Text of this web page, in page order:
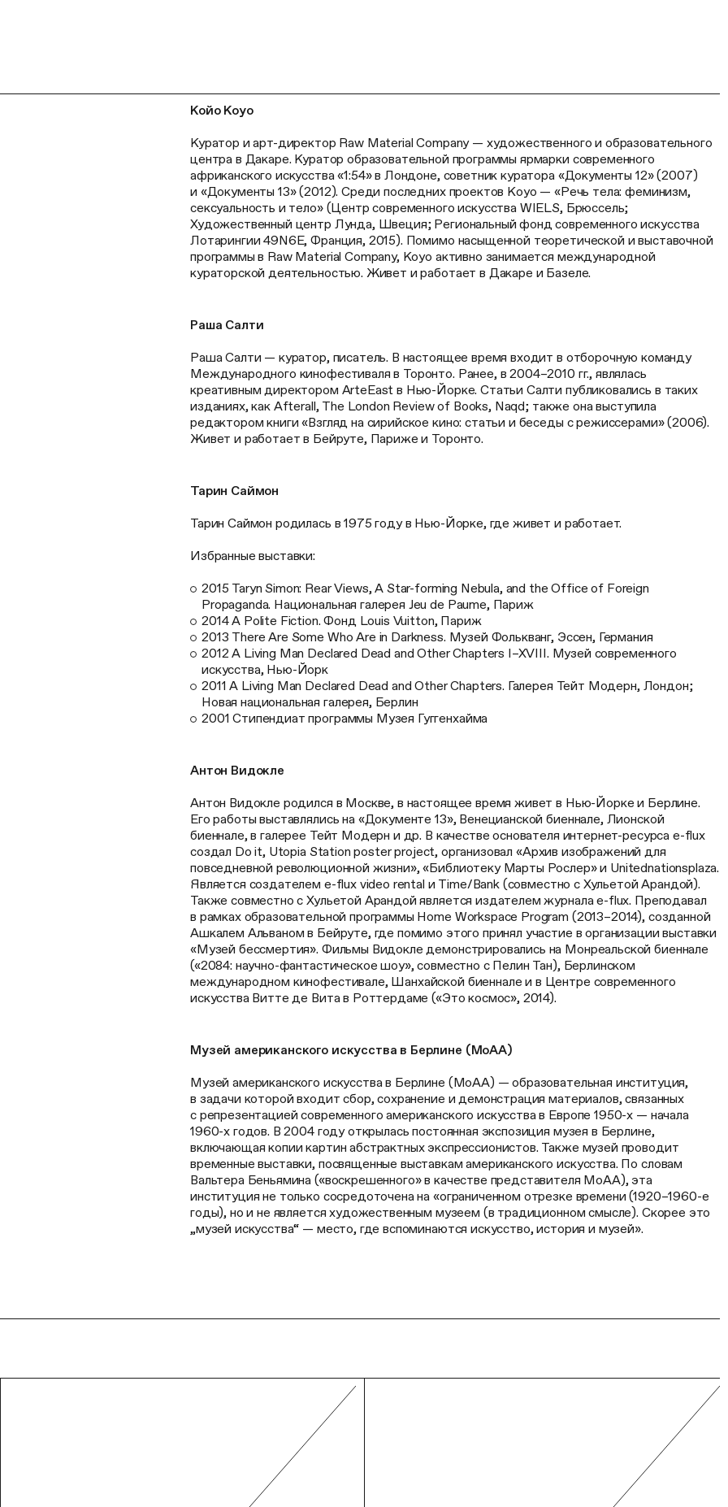
Койо Коуо
Куратор и арт-директор Raw Material Company — художественного и образовательного
центра в Дакаре. Куратор образовательной программы ярмарки современного
африканского искусства «1:54» в Лондоне, советник куратора «Документы 12» (2007)
и «Документы 13» (2012). Среди последних проектов Коуо — «Речь тела: феминизм,
сексуальность и тело» (Центр современного искусства WIELS, Брюссель;
Художественный центр Лунда, Швеция; Региональный фонд современного искусства
Лотарингии 49N6E, Франция, 2015). Помимо насыщенной теоретической и выставочной
программы в Raw Material Company, Коуо активно занимается международной
кураторской деятельностью. Живет и работает в Дакаре и Базеле.
Раша Салти
Раша Салти — куратор, писатель. В настоящее время входит в отборочную команду
Международного кинофестиваля в Торонто. Ранее, в 2004–2010 гг., являлась
креативным директором ArteEast в Нью-Йорке. Статьи Салти публиковались в таких
изданиях, как Afterall, The London Review of Books, Naqd; также она выступила
редактором книги «Взгляд на сирийское кино: статьи и беседы с режиссерами» (2006).
Живет и работает в Бейруте, Париже и Торонто.
Тарин Саймон
Тарин Саймон родилась в 1975 году в Нью-Йорке, где живет и работает.
Избранные выставки:
2015 Taryn Simon: Rear Views, A Star-forming Nebula, and the Office of Foreign
Propaganda. Национальная галерея Jeu de Paume, Париж
2014 A Polite Fiction. Фонд Louis Vuitton, Париж
2013 There Are Some Who Are in Darkness. Музей Фолькванг, Эссен, Германия
2012 A Living Man Declared Dead and Other Chapters I–XVIII. Музей современного
искусства, Нью-Йорк
2011 A Living Man Declared Dead and Other Chapters. Галерея Тейт Модерн, Лондон;
Новая национальная галерея, Берлин
2001 Стипендиат программы Музея Гуггенхайма
Антон Видокле
Антон Видокле родился в Москве, в настоящее время живет в Нью-Йорке и Берлине.
Его работы выставлялись на «Документе 13», Венецианской биеннале, Лионской
биеннале, в галерее Тейт Модерн и др. В качестве основателя интернет-ресурса e-flux
создал Do it, Utopia Station poster project, организовал «Архив изображений для
повседневной революционной жизни», «Библиотеку Марты Рослер» и Unitednationsplaza.
Является создателем e-flux video rental и Time/Bank (совместно с Хульетой Арандой).
Также совместно с Хульетой Арандой является издателем журнала e-flux. Преподавал
в рамках образовательной программы Home Workspace Program (2013–2014), созданной
Ашкалем Альваном в Бейруте, где помимо этого принял участие в организации выставки
«Музей бессмертия». Фильмы Видокле демонстрировались на Монреальской биеннале
(«2084: научно-фантастическое шоу», совместно с Пелин Тан), Берлинском
международном кинофестивале, Шанхайской биеннале и в Центре современного
искусства Витте де Вита в Роттердаме («Это космос», 2014).
Музей американского искусства в Берлине (MoAA)
Музей американского искусства в Берлине (MoAA) — образовательная институция,
в задачи которой входит сбор, сохранение и демонстрация материалов, связанных
с репрезентацией современного американского искусства в Европе 1950-х — начала
1960-х годов. В 2004 году открылась постоянная экспозиция музея в Берлине,
включающая копии картин абстрактных экспрессионистов. Также музей проводит
временные выставки, посвященные выставкам американского искусства. По словам
Вальтера Беньямина («воскрешенного» в качестве представителя МоАА), эта
институция не только сосредоточена на «ограниченном отрезке времени (1920–1960-е
годы), но и не является художественным музеем (в традиционном смысле). Скорее это
„музей искусства“ — место, где вспоминаются искусство, история и музей».